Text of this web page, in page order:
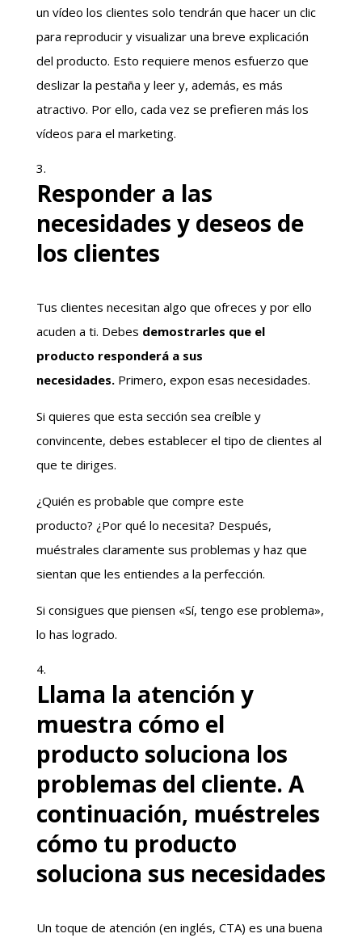
un vídeo los clientes solo tendrán que hacer un clic
para reproducir y visualizar una breve explicación
del producto. Esto requiere menos esfuerzo que
deslizar la pestaña y leer y, además, es más
atractivo. Por ello, cada vez se prefieren más los
vídeos para el marketing.
Responder a las
necesidades y deseos de
los clientes
Tus clientes necesitan algo que ofreces y por ello
acuden a ti. Debes demostrarles que el
producto responderá a sus
necesidades.Primero, expon esas necesidades.
Si quieres que esta sección sea creíble y
convincente, debes establecer el tipo de clientes al
que te diriges.
¿Quién es probable que compre este
producto? ¿Por qué lo necesita? Después,
muéstrales claramente sus problemas y haz que
sientan que les entiendes a la perfección.
Si consigues que piensen «Sí, tengo ese problema»,
lo has logrado.
Llama la atención y
muestra cómo el
producto soluciona los
problemas del cliente. A
continuación, muéstreles
cómo tu producto
soluciona sus necesidades
Un toque de atención (en inglés, CTA) es una buena